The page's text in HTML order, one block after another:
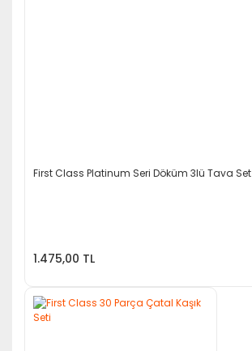
First Class Platinum Seri Döküm 3lü Tava Set
1.475,00 TL